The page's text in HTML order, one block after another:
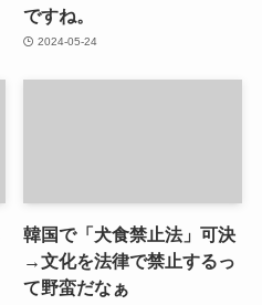
ですね。
2024-05-24
韓国で「犬食禁止法」可決
→文化を法律で禁止するっ
て野蛮だなぁ